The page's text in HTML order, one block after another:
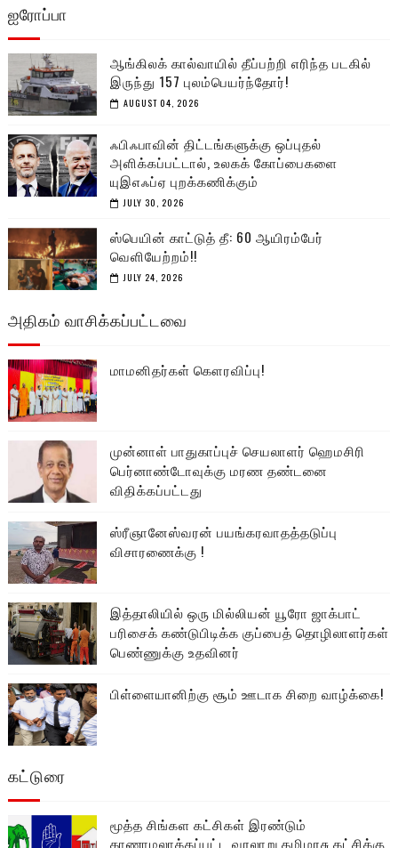
ஐரோப்பா
ஆங்கிலக் கால்வாயில் தீப்பற்றி எரிந்த படகில்
இருந்து 157 புலம்பெயர்ந்தோர்!
AUGUST 04, 2026
ஃபிஃபாவின் திட்டங்களுக்கு ஒப்புதல்
அளிக்கப்பட்டால், உலகக் கோப்பைகளை
யுஇஎஃப்ஏ புறக்கணிக்கும்
JULY 30, 2026
ஸ்பெயின் காட்டுத் தீ: 60 ஆயிரம்பேர்
வெளியேற்றம்!!
JULY 24, 2026
அதிகம் வாசிக்கப்பட்டவை
மாமனிதர்கள் கௌரவிப்பு!
முன்னாள் பாதுகாப்புச் செயலாளர் ஹெமசிரி
பெர்னாண்டோவுக்கு மரண தண்டனை
விதிக்கப்பட்டது
ஸ்ரீஞானேஸ்வரன் பயங்கரவாதத்தடுப்பு
விசாரணைக்கு !
இத்தாலியில் ஒரு மில்லியன் யூரோ ஜாக்பாட்
பரிசைக் கண்டுபிடிக்க குப்பைத் தொழிலாளர்கள்
பெண்ணுக்கு உதவினர்
பிள்ளையானிற்கு சூம் ஊடாக சிறை வாழ்க்கை!
கட்டுரை
மூத்த சிங்கள கட்சிகள் இரண்டும்
காணாமலாக்கப்பட்ட வரலாறு தமிழரசு கட்சிக்கு